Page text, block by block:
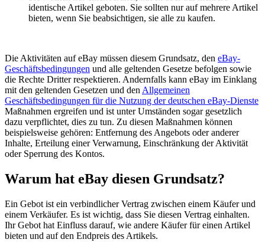
identische Artikel geboten. Sie sollten nur auf mehrere Artikel
bieten, wenn Sie beabsichtigen, sie alle zu kaufen.
Die Aktivitäten auf eBay müssen diesem Grundsatz, den eBay-
Geschäftsbedingungen und alle geltenden Gesetze befolgen sowie
die Rechte Dritter respektieren. Andernfalls kann eBay im Einklang
mit den geltenden Gesetzen und den Allgemeinen
Geschäftsbedingungen für die Nutzung der deutschen eBay-Dienste
Maßnahmen ergreifen und ist unter Umständen sogar gesetzlich
dazu verpflichtet, dies zu tun. Zu diesen Maßnahmen können
beispielsweise gehören: Entfernung des Angebots oder anderer
Inhalte, Erteilung einer Verwarnung, Einschränkung der Aktivität
oder Sperrung des Kontos.
Warum hat eBay diesen Grundsatz?
Ein Gebot ist ein verbindlicher Vertrag zwischen einem Käufer und
einem Verkäufer. Es ist wichtig, dass Sie diesen Vertrag einhalten.
Ihr Gebot hat Einfluss darauf, wie andere Käufer für einen Artikel
bieten und auf den Endpreis des Artikels.